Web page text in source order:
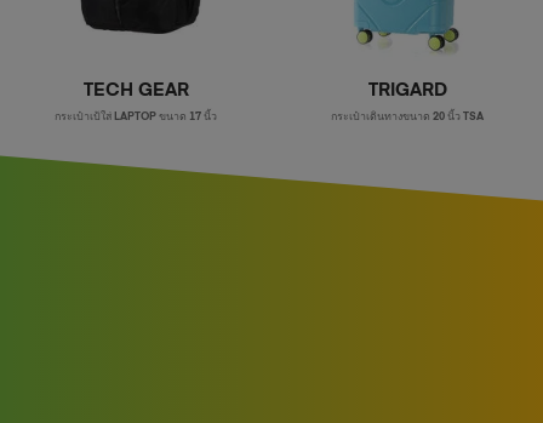
TECH GEAR
กระเป๋าเป้ใส่ LAPTOP ขนาด 17 นิ้ว
TRIGARD
กระเป๋าเดินทางขนาด 20 นิ้ว TSA